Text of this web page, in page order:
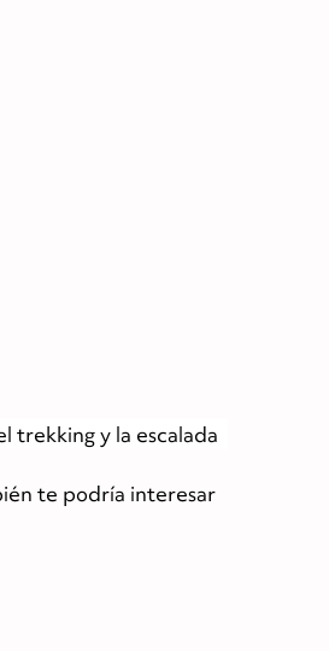
trekking y la escalada
te podría interesar